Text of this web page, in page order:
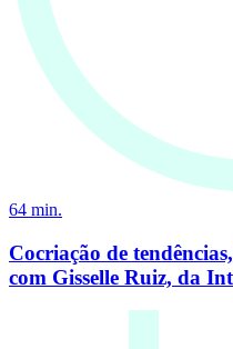
64 min.
Cocriação de
com Gisselle Ruiz, da